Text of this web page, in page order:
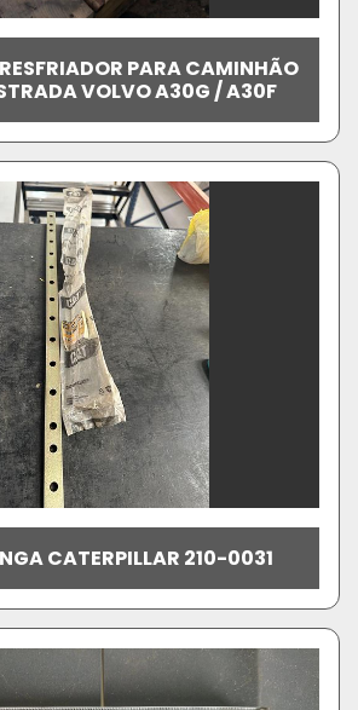
PARA CAMINHÃO
VOLVO A30G / A30F
CATERPILLAR 210-0031